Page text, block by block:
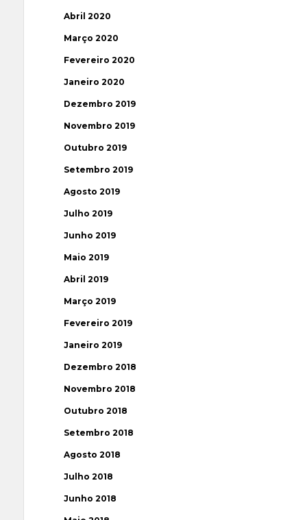
Abril 2020
Março 2020
Fevereiro 2020
Janeiro 2020
Dezembro 2019
Novembro 2019
Outubro 2019
Setembro 2019
Agosto 2019
Julho 2019
Junho 2019
Maio 2019
Abril 2019
Março 2019
Fevereiro 2019
Janeiro 2019
Dezembro 2018
Novembro 2018
Outubro 2018
Setembro 2018
Agosto 2018
Julho 2018
Junho 2018